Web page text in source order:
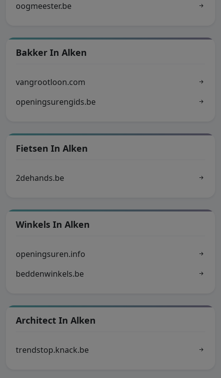
oogmeester.be
Bakker In Alken
vangrootloon.com
openingsurengids.be
Fietsen In Alken
2dehands.be
Winkels In Alken
openingsuren.info
beddenwinkels.be
Architect In Alken
trendstop.knack.be